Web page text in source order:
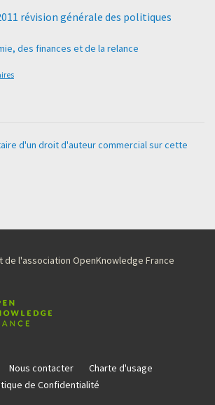
révision générale des politiques
des finances et de la relance
d'un droit d'auteur commercial sur cette
de l'association OpenKnowledge France
Nous contacter
Charte d'usage
de Confidentialité